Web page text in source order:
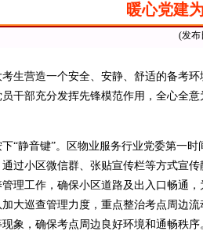
暖心党建
(发布
考生营造一个安全、安静、舒适的备考
员干部充分发挥先锋模范作用，全心全
“静音键”。区物业服务行业党委第一
过小区微信群、张贴宣传栏等方式宣
理工作，确保小区道路及出入口畅通
大巡查管理力度，重点整治考点周边
象，确保考点周边良好环境和通畅秩